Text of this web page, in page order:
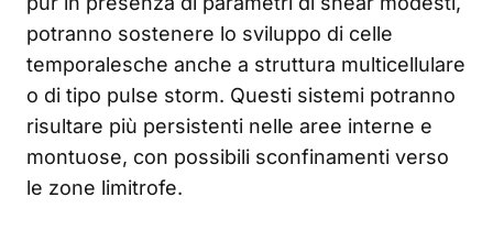
potranno sostenere lo sviluppo di celle
temporalesche anche a struttura multicellulare
o di tipo pulse storm. Questi sistemi potranno
risultare più persistenti nelle aree interne e
montuose, con possibili sconfinamenti verso
le zone limitrofe.